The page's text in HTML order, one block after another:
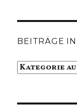
BEITRÄGE
Beiträge